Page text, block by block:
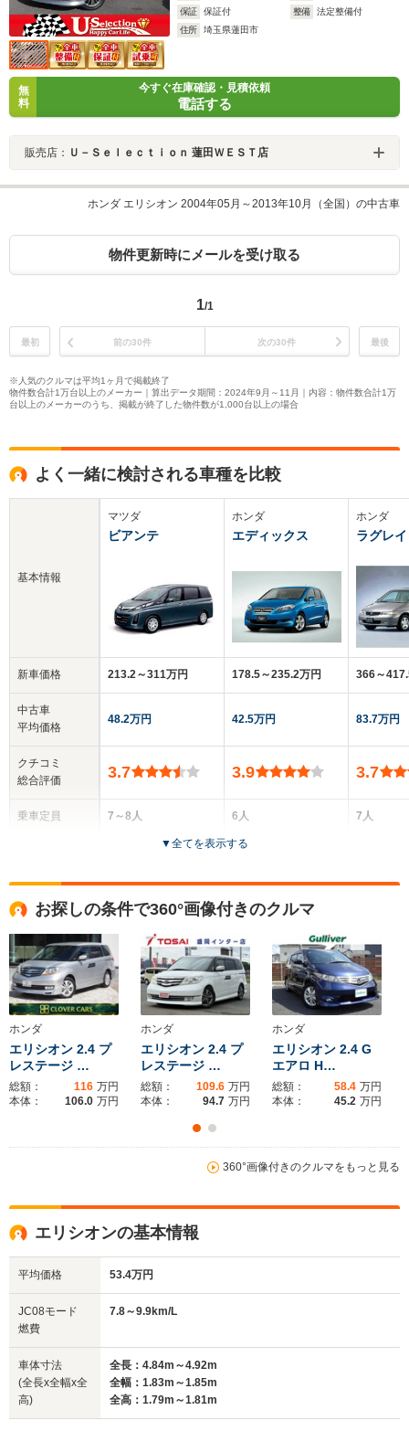
保証 保証付 整備
法定整備付
住所
埼玉県蓮田市
無
料
今すぐ在庫確認・見積依頼
電話する
販売店： Ｕ－Ｓｅｌｅｃｔｉｏｎ 蓮田ＷＥＳＴ店
ホンダ エリシオン 2004年05月～2013年10月（全国）の中古車
物件更新時にメールを受け取る
1/1
最初 前の30件 次の30件 最後
※人気のクルマは平均1ヶ月で掲載終了
物件数合計1万台以上のメーカー｜算出データ期間：2024年9月～11月｜内容：物件数合計1万
台以上のメーカーのうち、掲載が終了した物件数が1,000台以上の場合
よく一緒に検討される車種を比較
基本情報
新車価格
中古車
平均価格
クチコミ
総合評価
乗車定員
サイズ
(全長x全幅x全高)
燃費
駆動方式
マツダ
ビアンテ
213.2～311万円
48.2万円
3.7
7～8人
1.84m～1.86m
全幅
1.77m
全長
4.72m
ホイールベース
-m
ホンダ
エディックス
178.5～235.2万円
42.5万円
3.9
6人
5ドア
全高
1.6m～1.64m
全幅
1.8m
全長
4.29m～4.3m
ホイールベース
-m
ホンダ
ラグレ
366～
83.7万円
3.7
7人
ホイー
▼全てを表示する
お探しの条件で360°画像付きのクルマ
ホンダ
エリシオン 2.4 プ
レステージ …
総額： 116 万円
本体：
106.0 万円
ホンダ
エリシオン 2.4 プ
レステージ …
総額： 109.6 万円
本体：
94.7 万円
ホンダ
エリシオン 2.4 G
エアロ H…
総額： 58.4 万円
本体：
45.2 万円
360°画像付きのクルマをもっと見る
エリシオンの基本情報
平均価格 53.4万円
JC08モード
燃費
7.8～9.9km/L
車体寸法
(全長x全幅x全
高)
全長：4.84m～4.92m
全幅：1.83m～1.85m
全高：1.79m～1.81m